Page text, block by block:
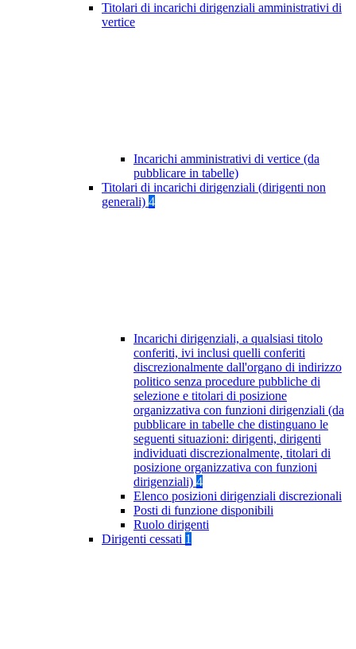
Titolari di incarichi dirigenziali amministrativi di
vertice
Incarichi amministrativi di vertice (da
pubblicare in tabelle)
Titolari di incarichi dirigenziali (dirigenti non
generali) 4
Incarichi dirigenziali, a qualsiasi titolo
conferiti, ivi inclusi quelli conferiti
discrezionalmente dall'organo di indirizzo
politico senza procedure pubbliche di
selezione e titolari di posizione
organizzativa con funzioni dirigenziali (da
pubblicare in tabelle che distinguano le
seguenti situazioni: dirigenti, dirigenti
individuati discrezionalmente, titolari di
posizione organizzativa con funzioni
dirigenziali) 4
Elenco posizioni dirigenziali discrezionali
Posti di funzione disponibili
Ruolo dirigenti
Dirigenti cessati 1